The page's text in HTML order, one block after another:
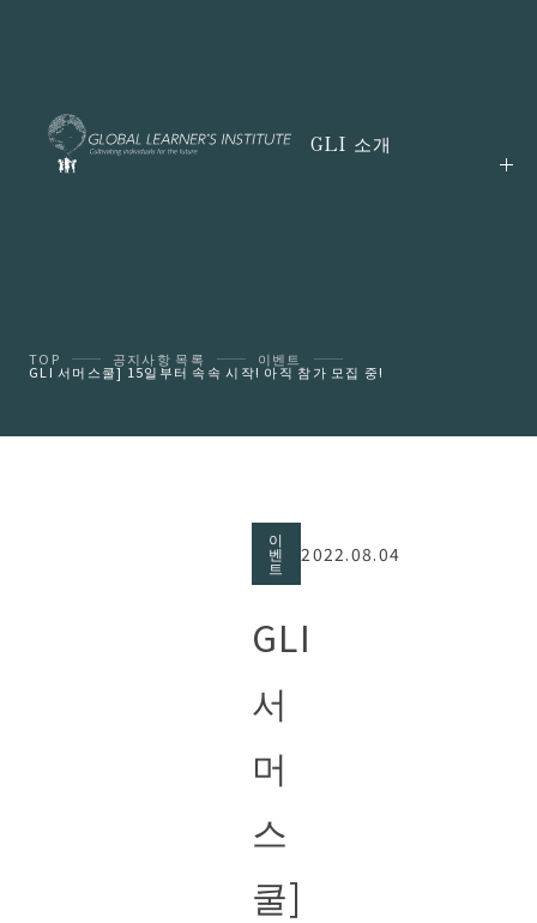
GLI 소개
TOP 공지사항 목록 이벤트
GLI 서머스쿨] 15일부터 속속 시작! 아직 참가 모집 중!
이
벤
트
2022.08.04
GLI
서
머
스
쿨]